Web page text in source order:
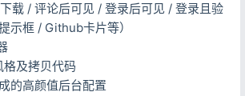
载 / 评论后可见 / 登录后可见 / 登录且验
示框 / Github卡片等）
及拷贝代码
的高颜值后台配置